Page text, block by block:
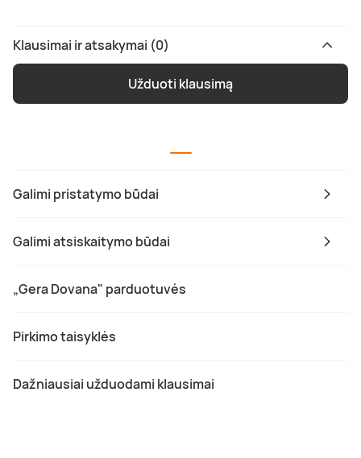
Galimi pristatymo būdai
Galimi atsiskaitymo būdai
„Gera Dovana" parduotuvės
Pirkimo taisyklės
Dažniausiai užduodami klausimai
Klausimai ir atsakymai (0)
Užduoti klausimą